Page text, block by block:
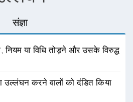
संज्ञा
नियम या विधि तोड़ने और उसके विरुद्ध
उल्लंघन करने वालों को दंडित किया